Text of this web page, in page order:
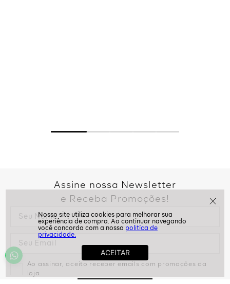
politíca de
privacidade.
Assine nossa Newsletter
e Receba Promoções!
Ao assinar, aceito receber emails com promoções da
loja